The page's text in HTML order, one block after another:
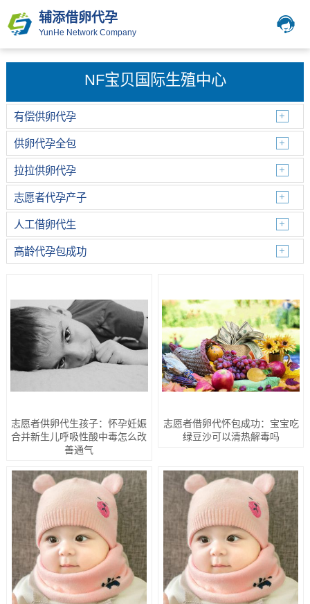
辅添借卵代孕
YunHe Network Company
NF宝贝国际生殖中心
有偿供卵代孕
供卵代孕全包
拉拉供卵代孕
志愿者代孕产子
人工借卵代生
高龄代孕包成功
志愿者供卵代生孩子：怀孕妊娠
合并新生儿呼吸性酸中毒怎么改
善通气
志愿者借卵代怀包成功：宝宝吃
绿豆沙可以清热解毒吗